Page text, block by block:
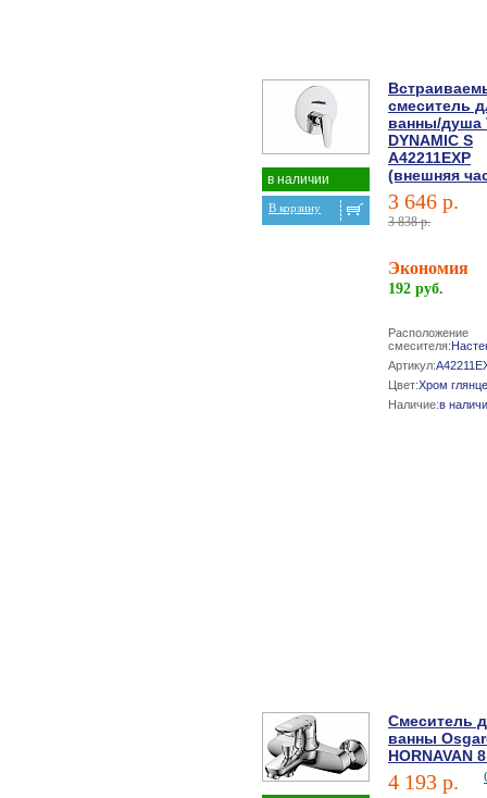
в наличии
В корзину
смеситель
ванны/душа
DYNAMIC S
A42211EXP
(внешняя
3 646 р.
3 838 р.
Экономия
192 руб.
Расположение
смесителя:
Артикул:
Цвет:Хром
Наличие:в
Смеситель
ванны
HORNAVAN
4 193 р.